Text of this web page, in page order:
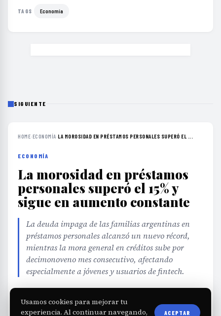
TAGS Economía
SIGUIENTE
HOME›ECONOMÍA›LA MOROSIDAD EN PRÉSTAMOS PERSONALES SUPERÓ EL ...
ECONOMÍA
La morosidad en préstamos
personales superó el 15% y
sigue en aumento constante
La deuda impaga de las familias argentinas en
préstamos personales alcanzó un nuevo récord,
mientras la mora general en créditos sube por
decimonoveno mes consecutivo, afectando
especialmente a jóvenes y usuarios de fintech.
EDITORIAL TEAM·Jul 25, 2026· 3 min de lectura
Usamos cookies para mejorar tu
experiencia. Al continuar navegando,
ACEPTAR